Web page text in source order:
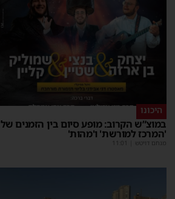
היכונו
במוצ”ש הקרוב: מופע סיום בין הזמנים של
'המרכז למורשת' ו'מהות'
מנחם דויטש 11:01